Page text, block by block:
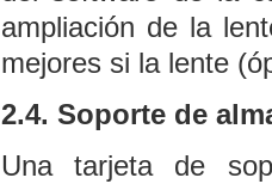
ampliación de la
mejores si la lente
2.4. Soporte de
Una tarjeta de